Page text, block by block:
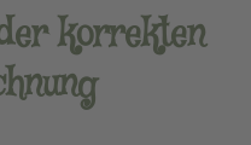
korrekten